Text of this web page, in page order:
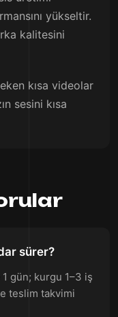
yükseltir.
kalitesini
kısa videolar
sesini kısa
sürer?
gün; kurgu 1–3 iş
teslim takvimi